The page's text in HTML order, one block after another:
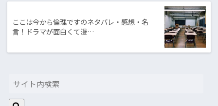
ここは今から倫理ですのネタバレ・感想・名
言！ドラマが面白くて漫…